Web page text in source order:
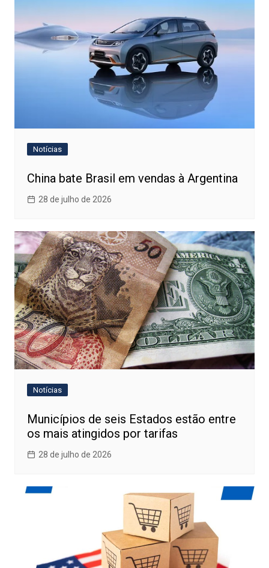
Notícias
China bate Brasil em vendas à Argentina
28 de julho de 2026
Notícias
Municípios de seis Estados estão entre
os mais atingidos por tarifas
28 de julho de 2026